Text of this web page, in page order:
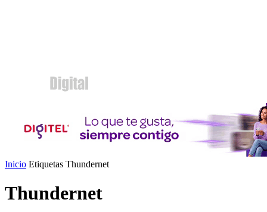
Inicio Etiquetas Thundernet
Thundernet